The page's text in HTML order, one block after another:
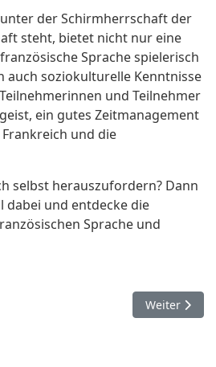
der Schirmherrschaft der
steht, bietet nicht nur eine
Sprache spielerisch
auch soziokulturelle Kenntnisse
und Teilnehmer
ein gutes Zeitmanagement
und die
selbst herauszufordern? Dann
dabei und entdecke die
Sprache und
2025 Nächster
Weiter